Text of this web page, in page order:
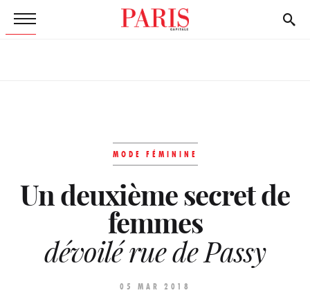
MODE FÉMININE
Un deuxième secret de
femmes
dévoilé rue de Passy
05 MAR 2018